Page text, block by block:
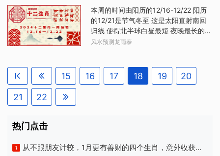
明机智，善于把握机会，总是能够在关
键时刻脱颖而出。根据专业网
勤俭持家之人，遇事情要亲力亲为。5、
再嫁，为改嫁之相。6、害亲。不利于亲
人。7、妨父妨夫。对父亲和丈夫不利。
8、客死。嫁到外地，关山阻隔，客死他
或者有妇科病如盆腔炎、附件炎、输卵
管问题、宫颈炎、巧克力囊肿，无法为
重个人空间和时间也许下了班就不会回
工作微信也许假期就人间消失因此尊重
处女座的个人空间和时间很重要不要总
是去打探适当的边界感才会让处女座更
处女座面前不要装不要表现你多有能耐
只会让处女座烦跟处女座相处要表现你
的谦虚和谨慎才能让他们心安觉得你懂
强你们之间的联系以上5点，是为简单框
本周的时间由阳历的12/16-12/22 阳历
的12/21是节气冬至 这是太阳直射南回
归线 使得北半球白昼最短 夜晚最长的日
子冬至过后 白天的时间就会逐渐增长 所
二十四节气的起点 亦是岁之计算起点所
以在习俗中 才会有冬至吃汤圆 就是多一
三颗星其他： 贵人 猴开运色 白色这是
属老鼠的朋友 运势稳定的一周在工作上
风水预测龙雨泰
15 16 17 18 19 20
21 22
热门点击
1
从不跟朋友计较，1月更有善财的四个生肖，意外收获相